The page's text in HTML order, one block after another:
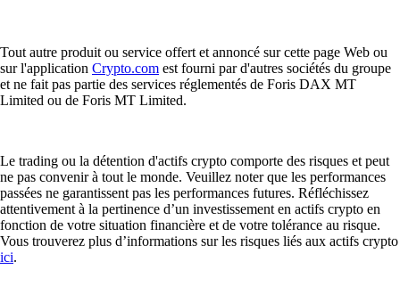
Tout autre produit ou service offert et annoncé sur cette page Web ou
sur l'application Crypto.com est fourni par d'autres sociétés du groupe
et ne fait pas partie des services réglementés de Foris DAX MT
Limited ou de Foris MT Limited.
Le trading ou la détention d'actifs crypto comporte des risques et peut
ne pas convenir à tout le monde. Veuillez noter que les performances
passées ne garantissent pas les performances futures. Réfléchissez
attentivement à la pertinence d’un investissement en actifs crypto en
fonction de votre situation financière et de votre tolérance au risque.
Vous trouverez plus d’informations sur les risques liés aux actifs crypto
ici.